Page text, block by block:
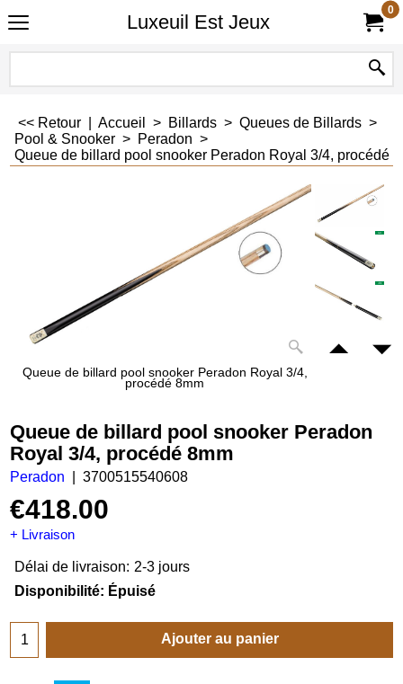
Luxeuil Est Jeux
0
<< Retour Accueil > Billards > Queues de Billards >
Pool & Snooker > Peradon >
Queue de billard pool snooker Peradon Royal 3/4, procédé
Queue de billard pool snooker Peradon Royal 3/4,
procédé 8mm
Queue de billard pool snooker Peradon
Royal 3/4, procédé 8mm
Peradon 3700515540608
€418.00
+ Livraison
Délai de livraison: 2-3 jours
Disponibilité: Épuisé
Ajouter au panier